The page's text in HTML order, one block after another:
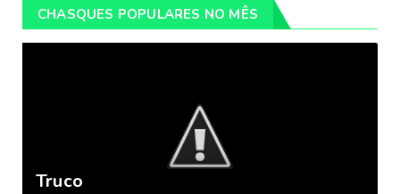
CHASQUES POPULARES NO MÊS
Truco